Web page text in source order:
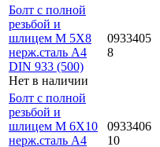
Болт с полной
резьбой и
шлицем M 5Х8
нерж.сталь A4
DIN 933 (500)
Нет в наличии
0933405
8
Болт с полной
резьбой и
шлицем M 6Х10
нерж.сталь A4
0933406
10